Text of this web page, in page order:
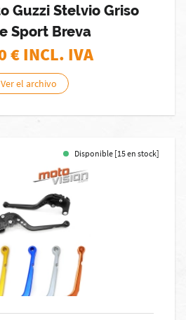
Guzzi Stelvio Griso
Sport Breva
€ INCL. IVA
Ver el archivo
Disponible [15 en stock]